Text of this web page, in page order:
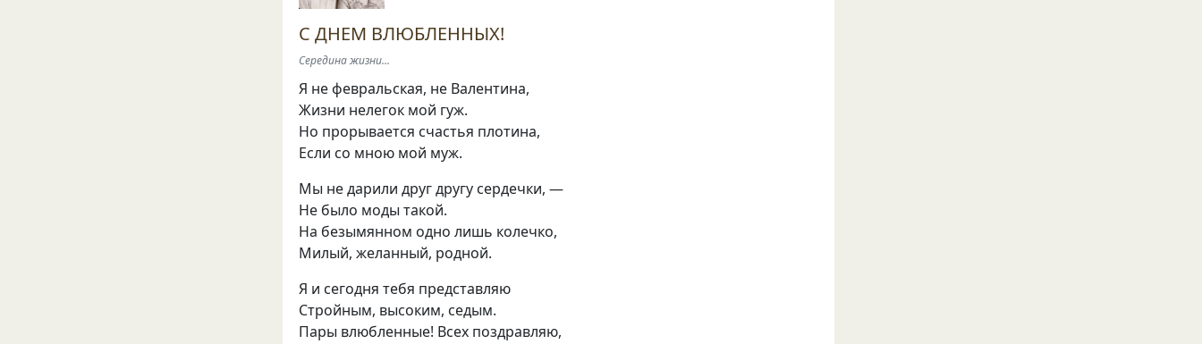
С ДНЕМ ВЛЮБЛЕННЫХ!
Середина жизни...
Я не февральская, не Валентина,
Жизни нелегок мой гуж.
Но прорывается счастья плотина,
Если со мною мой муж.
Мы не дарили друг другу сердечки, —
Не было моды такой.
На безымянном одно лишь колечко,
Милый, желанный, родной.
Я и сегодня тебя представляю
Стройным, высоким, седым.
Пары влюбленные! Всех поздравляю,